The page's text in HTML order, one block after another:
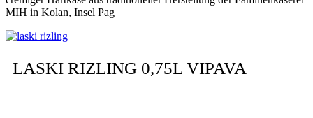
MIH in Kolan, Insel Pag
LASKI RIZLING 0,75L VIPAVA